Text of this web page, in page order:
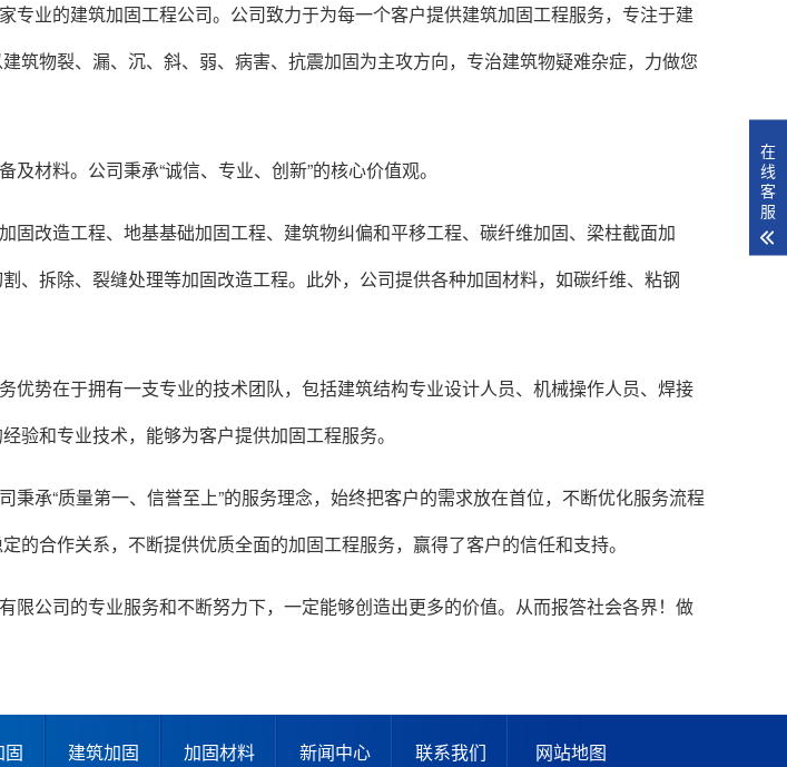
专业的建筑加固工程公司。公司致力于为每一个客户提供建筑加固工程服务，专注于建
筑物裂、漏、沉、斜、弱、病害、抗震加固为主攻方向，专治建筑物疑难杂症，力做您
材料。公司秉承“诚信、专业、创新”的核心价值观。
固改造工程、地基基础加固工程、建筑物纠偏和平移工程、碳纤维加固、梁柱截面加
、拆除、裂缝处理等加固改造工程。此外，公司提供各种加固材料，如碳纤维、粘钢
优势在于拥有一支专业的技术团队，包括建筑结构专业设计人员、机械操作人员、焊接
验和专业技术，能够为客户提供加固工程服务。
秉承“质量第一、信誉至上”的服务理念，始终把客户的需求放在首位，不断优化服务流程
的合作关系，不断提供优质全面的加固工程服务，赢得了客户的信任和支持。
限公司的专业服务和不断努力下，一定能够创造出更多的价值。从而报答社会各界！做
固 建筑加固 加固材料 新闻中心 联系我们 网站地图
在
线
客
服